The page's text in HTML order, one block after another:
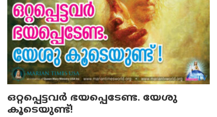
ഒറ്റപ്പെട്ടവര്‍ ഭയപ്പെടേണ്ട. യേശു
കൂടെയുണ്ട്!